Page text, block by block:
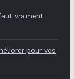
vraiment
pour vos